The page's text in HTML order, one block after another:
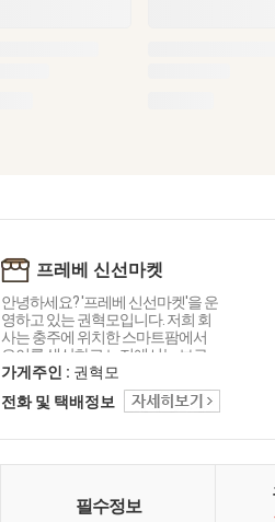
프레베 신선마켓
안녕하세요? '프레베 신선마켓'을 운
영하고 있는 권혁모입니다. 저희 회
사는 충주에 위치한 스마트팜에서
오이를 생산하고 노지에서는 브로
콜리와 가지 등을 재배하고 있습니
다. 뿐만아니라 강원도 철원, 평창, 제
주도, 진주, 여주 등 전국 산지에서 다
다.
가게주인 : 권혁모
전화 및 택배정보
필수정보